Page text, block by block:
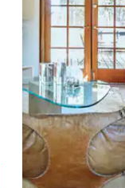
och nedåtpilarna